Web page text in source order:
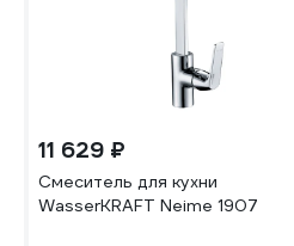
11 629 ₽
Смеситель для кухни
WasserKRAFT Neime 1907